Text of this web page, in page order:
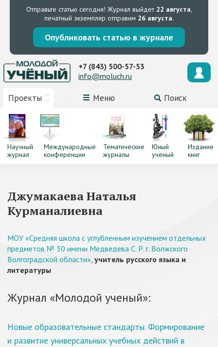
Отправьте статью сегодня! Журнал выйдет 22 августа,
печатный экземпляр отправим 26 августа.
Опубликовать статью в журнале
Проекты Меню Поиск
+7 (843) 500-57-53
info@moluch.ru
Научный
журнал
Международные
конференции
Тематические
журналы
Юный
ученый
Издание
книг
Джумакаева Наталья
Курманалиевна
МОУ «Средняя школа с углубленным изучением отдельных
предметов № 30 имени Медведева С. Р. г. Волжского
Волгоградской области», учитель русского языка и
литературы
Журнал «Молодой ученый»:
Новые образовательные стандарты. Формирование
и развитие универсальных учебных действий в